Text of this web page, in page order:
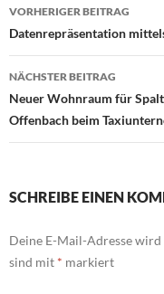
Navigation
VORHERIGER BEITRAG
Datenrepräsentation
NÄCHSTER BEITRAG
Neuer Wohnraum für
Offenbach beim
SCHREIBE EINEN
Deine E-Mail-Adresse
sind mit * markiert